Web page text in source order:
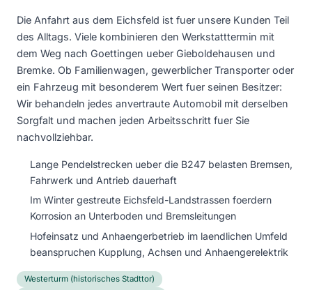
Die Anfahrt aus dem Eichsfeld ist fuer unsere Kunden Teil
des Alltags. Viele kombinieren den Werkstatttermin mit
dem Weg nach Goettingen ueber Gieboldehausen und
Bremke. Ob Familienwagen, gewerblicher Transporter oder
ein Fahrzeug mit besonderem Wert fuer seinen Besitzer:
Wir behandeln jedes anvertraute Automobil mit derselben
Sorgfalt und machen jeden Arbeitsschritt fuer Sie
nachvollziehbar.
Lange Pendelstrecken ueber die B247 belasten Bremsen,
Fahrwerk und Antrieb dauerhaft
Im Winter gestreute Eichsfeld-Landstrassen foerdern
Korrosion an Unterboden und Bremsleitungen
Hofeinsatz und Anhaengerbetrieb im laendlichen Umfeld
beanspruchen Kupplung, Achsen und Anhaengerelektrik
Westerturm (historisches Stadttor)